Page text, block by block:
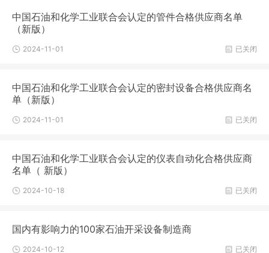
中国石油和化学工业联合会认定的管件合格供应商名单
（新版）
已关闭
2024-11-01
中国石油和化学工业联合会认定的密封设备合格供应商名
单（新版）
已关闭
2024-11-01
中国石油和化学工业联合会认定的仪表自动化合格供应商
名单（ 新版）
已关闭
2024-10-18
国内有影响力的100家石油开采设备制造商
已关闭
2024-10-12